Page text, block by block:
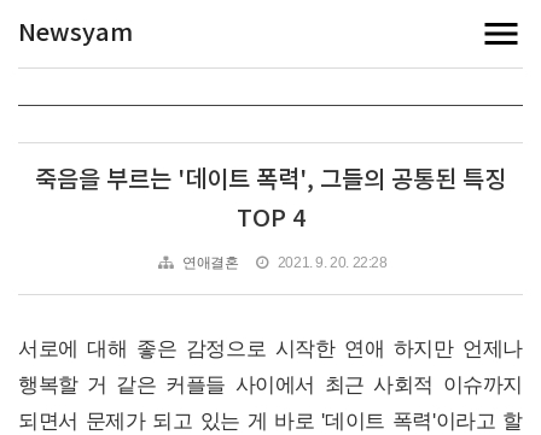
Newsyam
죽음을 부르는 '데이트 폭력', 그들의 공통된 특징
TOP 4
연애결혼 2021. 9. 20. 22:28
서로에 대해 좋은 감정으로 시작한 연애 하지만 언제나
행복할 거 같은 커플들 사이에서 최근 사회적 이슈까지
되면서 문제가 되고 있는 게 바로 '데이트 폭력'이라고 할